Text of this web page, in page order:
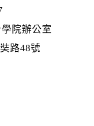
院辦公室
路48號